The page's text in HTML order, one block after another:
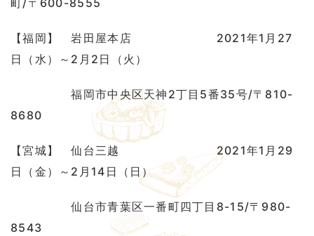
【福岡】 岩田屋本店 2021年1月27
日（水）～2月2日（火）
福岡市中央区天神2丁目5番35号/〒810-
8680
【宮城】 仙台三越 2021年1月29
日（金）～2月14日（日）
仙台市青葉区一番町四丁目8-15/〒980-
8543